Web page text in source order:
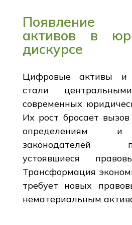
Появление
активов в
дискурсе
Цифровые активы и
стали
современных
Их рост бросает
определениям и
законодателей
устоявшиеся
Трансформация
требует новых
нематериальным